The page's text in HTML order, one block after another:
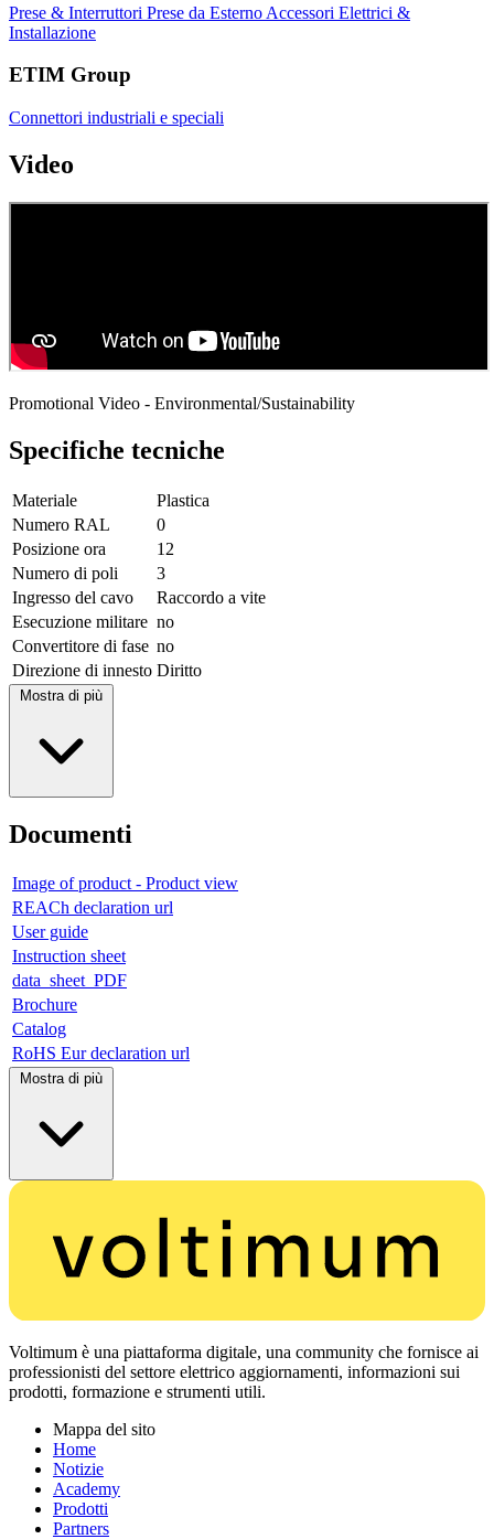
Prese & Interruttori Prese da Esterno Accessori Elettrici &
Installazione
ETIM Group
Connettori industriali e speciali
Video
Promotional Video - Environmental/Sustainability
Specifiche tecniche
Materiale
Plastica
Numero RAL
0
Posizione ora
12
Numero di poli
3
Ingresso del cavo
Raccordo a vite
Esecuzione militare no
Convertitore di fase no
Direzione di innesto Diritto
Mostra di più
Documenti
Image of product - Product view
REACh declaration url
User guide
Instruction sheet
data_sheet_PDF
Brochure
Catalog
RoHS Eur declaration url
Mostra di più
Voltimum è una piattaforma digitale, una community che fornisce ai
professionisti del settore elettrico aggiornamenti, informazioni sui
prodotti, formazione e strumenti utili.
Mappa del sito
Home
Notizie
Academy
Prodotti
Partners